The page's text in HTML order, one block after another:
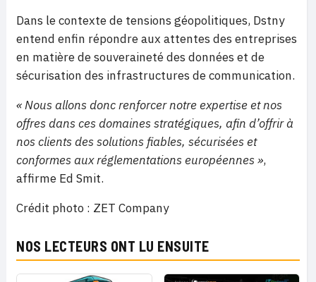
Dans le contexte de tensions géopolitiques, Dstny
entend enfin répondre aux attentes des entreprises
en matière de souveraineté des données et de
sécurisation des infrastructures de communication.
« Nous allons donc renforcer notre expertise et nos
offres dans ces domaines stratégiques, afin d’offrir à
nos clients des solutions fiables, sécurisées et
conformes aux réglementations européennes »,
affirme Ed Smit.
Crédit photo : ZET Company
NOS LECTEURS ONT LU ENSUITE